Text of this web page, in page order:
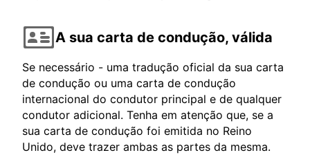
A sua carta de condução, válida
Se necessário - uma tradução oficial da sua carta
de condução ou uma carta de condução
internacional do condutor principal e de qualquer
condutor adicional. Tenha em atenção que, se a
sua carta de condução foi emitida no Reino
Unido, deve trazer ambas as partes da mesma.